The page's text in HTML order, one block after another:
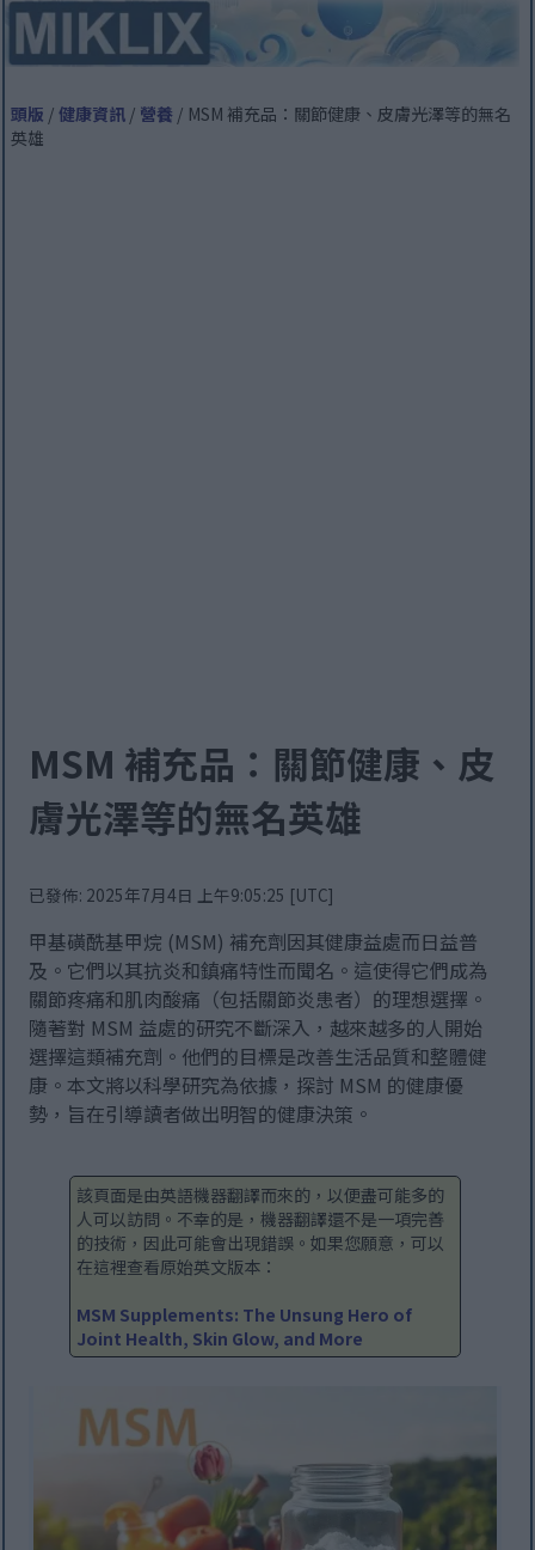
頭版 /健康資訊 / 營養 / MSM 補充品：關節健康、皮膚光澤等的無名
英雄
MSM 補充品：關節健康、皮
膚光澤等的無名英雄
已發佈: 2025年7月4日 上午9:05:25 [UTC]
甲基磺酰基甲烷 (MSM) 補充劑因其健康益處而日益普
及。它們以其抗炎和鎮痛特性而聞名。這使得它們成為
關節疼痛和肌肉酸痛（包括關節炎患者）的理想選擇。
隨著對 MSM 益處的研究不斷深入，越來越多的人開始
選擇這類補充劑。他們的目標是改善生活品質和整體健
康。本文將以科學研究為依據，探討 MSM 的健康優
勢，旨在引導讀者做出明智的健康決策。
該頁面是由英語機器翻譯而來的，以便盡可能多的
人可以訪問。不幸的是，機器翻譯還不是一項完善
的技術，因此可能會出現錯誤。如果您願意，可以
在這裡查看原始英文版本：
MSM Supplements: The Unsung Hero of
Joint Health, Skin Glow, and More